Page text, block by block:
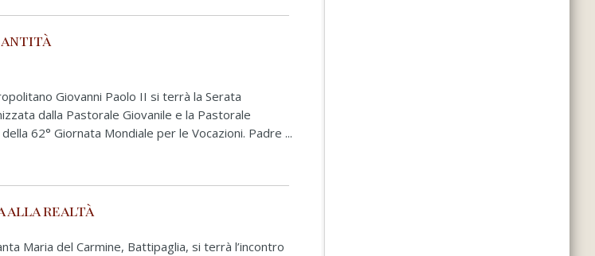
Giovanni Paolo II si terrà la Serata
dalla Pastorale Giovanile e la Pastorale
62° Giornata Mondiale per le Vocazioni. Padre ...
alla realtà
Maria del Carmine, Battipaglia, si terrà l’incontro